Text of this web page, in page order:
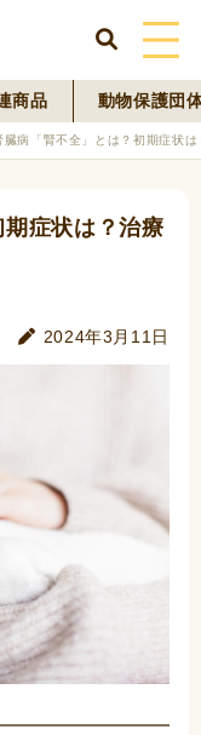
商品 動物保護団
臓病「腎不全」とは？初期症状
症状は？治療
2024年3月11日